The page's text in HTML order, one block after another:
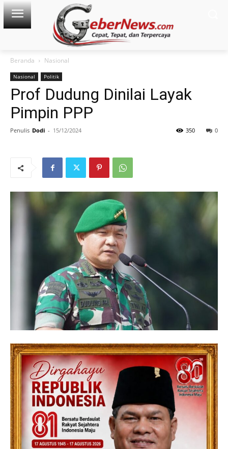
Beranda Nasional
Nasional Politik
Prof Dudung Dinilai Layak
Pimpin PPP
Penulis Dodi - 15/12/2024 0
350